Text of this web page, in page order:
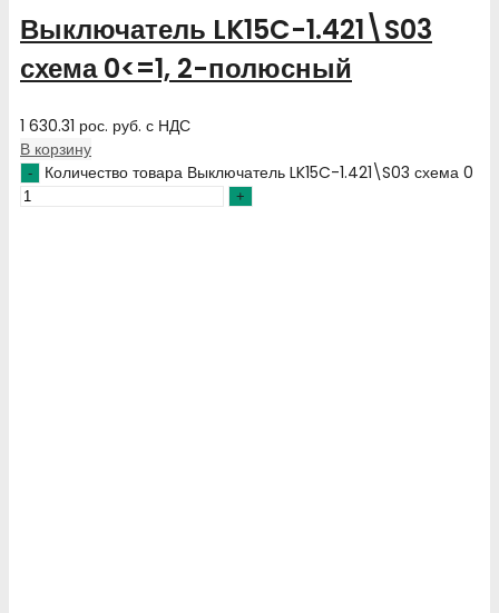
Выключатель LK15C-1.421\S03
схема 0<=1, 2-полюсный
1 630.31 рос. руб. с НДС
В корзину
Количество товара Выключатель LK15C-1.421\S03 схема 0